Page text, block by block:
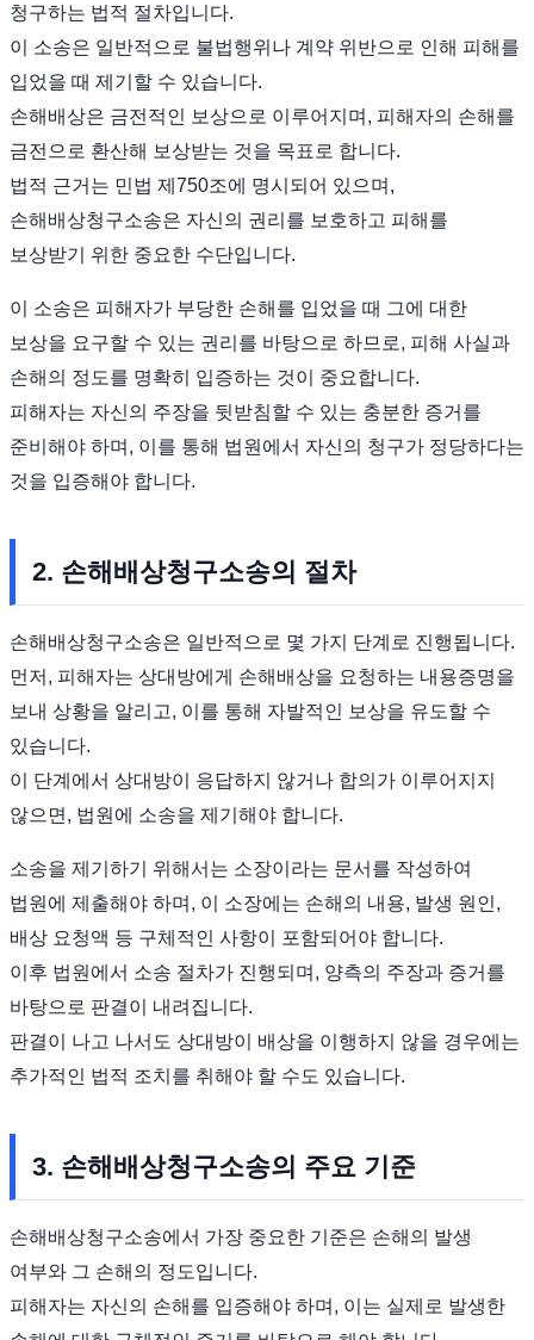
청구하는 법적 절차입니다.
이 소송은 일반적으로 불법행위나 계약 위반으로 인해 피해를
입었을 때 제기할 수 있습니다.
손해배상은 금전적인 보상으로 이루어지며, 피해자의 손해를
금전으로 환산해 보상받는 것을 목표로 합니다.
법적 근거는 민법 제750조에 명시되어 있으며,
손해배상청구소송은 자신의 권리를 보호하고 피해를
보상받기 위한 중요한 수단입니다.
이 소송은 피해자가 부당한 손해를 입었을 때 그에 대한
보상을 요구할 수 있는 권리를 바탕으로 하므로, 피해 사실과
손해의 정도를 명확히 입증하는 것이 중요합니다.
피해자는 자신의 주장을 뒷받침할 수 있는 충분한 증거를
준비해야 하며, 이를 통해 법원에서 자신의 청구가 정당하다는
것을 입증해야 합니다.
2. 손해배상청구소송의 절차
손해배상청구소송은 일반적으로 몇 가지 단계로 진행됩니다.
먼저, 피해자는 상대방에게 손해배상을 요청하는 내용증명을
보내 상황을 알리고, 이를 통해 자발적인 보상을 유도할 수
있습니다.
이 단계에서 상대방이 응답하지 않거나 합의가 이루어지지
않으면, 법원에 소송을 제기해야 합니다.
소송을 제기하기 위해서는 소장이라는 문서를 작성하여
법원에 제출해야 하며, 이 소장에는 손해의 내용, 발생 원인,
배상 요청액 등 구체적인 사항이 포함되어야 합니다.
이후 법원에서 소송 절차가 진행되며, 양측의 주장과 증거를
바탕으로 판결이 내려집니다.
판결이 나고 나서도 상대방이 배상을 이행하지 않을 경우에는
추가적인 법적 조치를 취해야 할 수도 있습니다.
3. 손해배상청구소송의 주요 기준
손해배상청구소송에서 가장 중요한 기준은 손해의 발생
여부와 그 손해의 정도입니다.
피해자는 자신의 손해를 입증해야 하며, 이는 실제로 발생한